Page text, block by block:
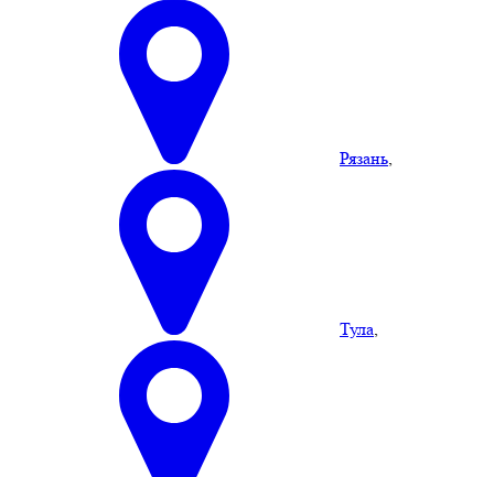
Рязань
Тула